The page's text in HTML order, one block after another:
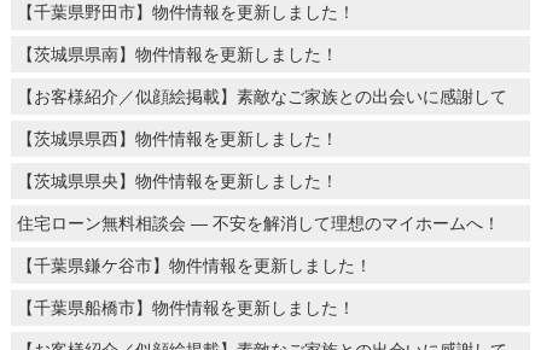
【千葉県野田市】物件情報を更新しました！
【茨城県県南】物件情報を更新しました！
【お客様紹介／似顔絵掲載】素敵なご家族との出会いに感謝して
【茨城県県西】物件情報を更新しました！
【茨城県県央】物件情報を更新しました！
住宅ローン無料相談会 ― 不安を解消して理想のマイホームへ！
【千葉県鎌ケ谷市】物件情報を更新しました！
【千葉県船橋市】物件情報を更新しました！